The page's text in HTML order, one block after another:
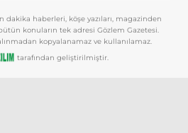
dakika haberleri, köşe yazıları, magazinden
konuların tek adresi Gözlem Gazetesi.
kopyalanamaz ve kullanılamaz.
tarafından geliştirilmiştir.